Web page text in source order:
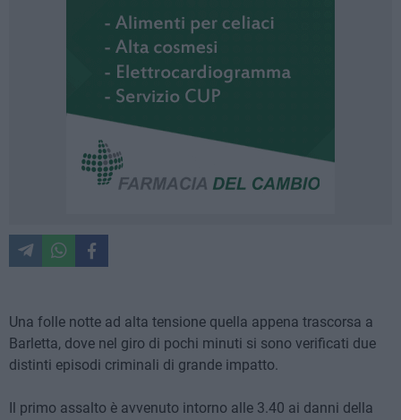
Una folle notte ad alta tensione quella appena trascorsa a
Barletta, dove nel giro di pochi minuti si sono verificati due
distinti episodi criminali di grande impatto.
Il primo assalto è avvenuto intorno alle 3.40 ai danni della